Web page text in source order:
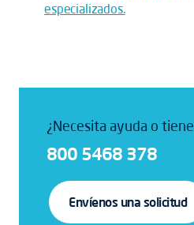
especializados.
¿Necesita ayuda o
800 5468 378
Envíenos una solicitud